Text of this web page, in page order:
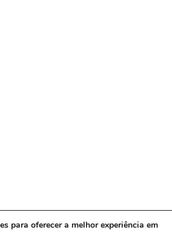
para oferecer a melhor experiência em